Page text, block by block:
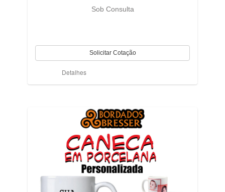
Sob Consulta
Detalhes